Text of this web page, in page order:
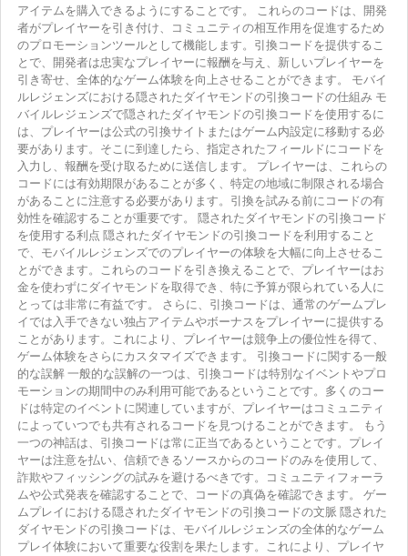
アイテムを購入できるようにすることです。 これらのコードは、開発
者がプレイヤーを引き付け、コミュニティの相互作用を促進するため
のプロモーションツールとして機能します。引換コードを提供するこ
とで、開発者は忠実なプレイヤーに報酬を与え、新しいプレイヤーを
引き寄せ、全体的なゲーム体験を向上させることができます。 モバイ
ルレジェンズにおける隠されたダイヤモンドの引換コードの仕組み モ
バイルレジェンズで隠されたダイヤモンドの引換コードを使用するに
は、プレイヤーは公式の引換サイトまたはゲーム内設定に移動する必
要があります。そこに到達したら、指定されたフィールドにコードを
入力し、報酬を受け取るために送信します。 プレイヤーは、これらの
コードには有効期限があることが多く、特定の地域に制限される場合
があることに注意する必要があります。引換を試みる前にコードの有
効性を確認することが重要です。 隠されたダイヤモンドの引換コード
を使用する利点 隠されたダイヤモンドの引換コードを利用すること
で、モバイルレジェンズでのプレイヤーの体験を大幅に向上させるこ
とができます。これらのコードを引き換えることで、プレイヤーはお
金を使わずにダイヤモンドを取得でき、特に予算が限られている人に
とっては非常に有益です。 さらに、引換コードは、通常のゲームプレ
イでは入手できない独占アイテムやボーナスをプレイヤーに提供する
ことがあります。これにより、プレイヤーは競争上の優位性を得て、
ゲーム体験をさらにカスタマイズできます。 引換コードに関する一般
的な誤解 一般的な誤解の一つは、引換コードは特別なイベントやプロ
モーションの期間中のみ利用可能であるということです。多くのコー
ドは特定のイベントに関連していますが、プレイヤーはコミュニティ
によっていつでも共有されるコードを見つけることができます。 もう
一つの神話は、引換コードは常に正当であるということです。プレイ
ヤーは注意を払い、信頼できるソースからのコードのみを使用して、
詐欺やフィッシングの試みを避けるべきです。コミュニティフォーラ
ムや公式発表を確認することで、コードの真偽を確認できます。 ゲー
ムプレイにおける隠されたダイヤモンドの引換コードの文脈 隠された
ダイヤモンドの引換コードは、モバイルレジェンズの全体的なゲーム
プレイ体験において重要な役割を果たします。これにより、プレイヤ